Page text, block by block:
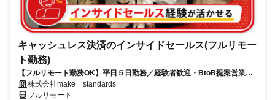
キャッシュレス決済のインサイドセールス(フルリモー
ト勤務)
【フルリモート勤務OK】平日５日勤務／経験者歓迎・BtoB提案営業で
スキルアップ
株式会社make standards
フルリモート